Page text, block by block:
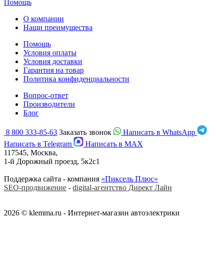
Помощь
О компании
Нащи преимущества
Помощь
Условия оплаты
Условия доставки
Гарантия на товар
Политика конфиденциальности
Вопрос-ответ
Производители
Блог
8 800 333-85-63 Заказать звонок
Написать в WhatsApp
Написать в Telegram
Написать в MAX
117545, Москва,
1-й Дорожный проезд, 5к2с1
Поддержка сайта - компания «Пиксель Плюс»
SEO-продвижение - digital-агентство Директ Лайн
2026 © klemma.ru - Интернет-магазин автоэлектрики